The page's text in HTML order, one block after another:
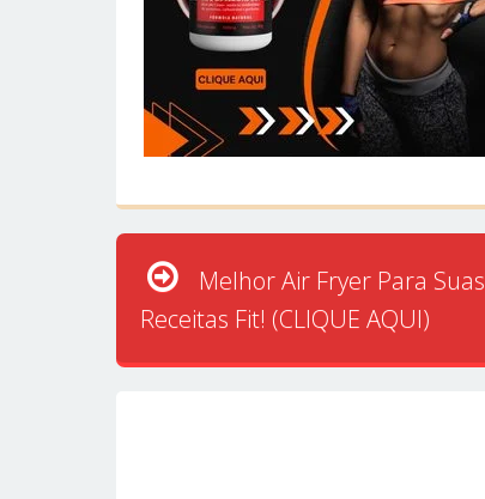
Melhor Air Fryer Para Suas
Receitas Fit! (CLIQUE AQUI)